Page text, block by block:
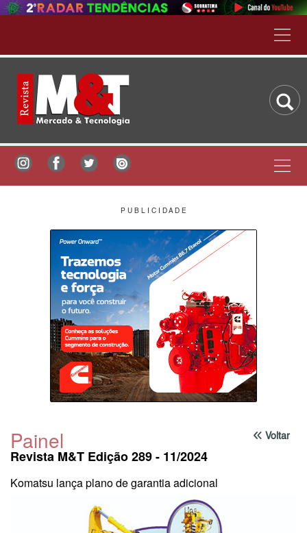
P U B L I C I D A D E
Voltar
Painel
Revista M&T Edição 289 - 11/2024
Komatsu lança plano de garantia adicional